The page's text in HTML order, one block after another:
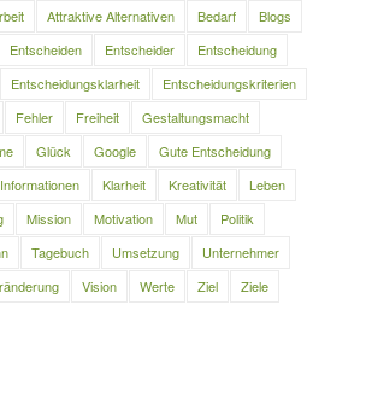
Attraktive Alternativen Bedarf
Blogs
Entscheiden Entscheider
Entscheidung
Entscheidungsklarheit
Entscheidungskriterien
Fehler Freiheit
Gestaltungsmacht
Glück Google
Gute Entscheidung
Informationen Klarheit Kreativität
Leben
Mission Motivation Mut
Politik
Tagebuch Umsetzung
Unternehmer
Vision Werte Ziel Ziele